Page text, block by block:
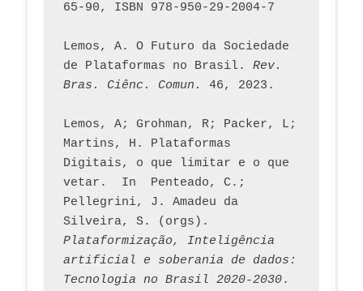
65-90, ISBN 978-950-29-2004-7
Lemos, A. O Futuro da Sociedade
de Plataformas no Brasil. Rev.
Bras. Ciênc. Comun.
Lemos, A; Grohman, R; Packer, L;
Martins, H. Plataformas
Digitais, o que limitar e o que
vetar.  In  Penteado, C.;
Pellegrini, J. Amadeu da
Plataformização, Inteligência
artificial e soberania de dados:
Tecnologia no Brasil 2020-2030.